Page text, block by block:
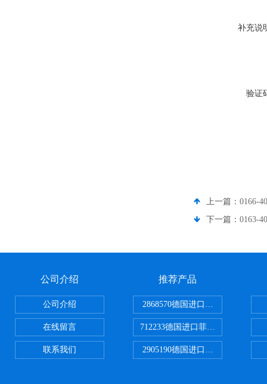
补充说
验证
上一篇： 0166-
下一篇： 0163-
公司介绍
公司介绍
在线留言
联系我们
推荐产品
2868570德国进口菲尼克斯电源
712233德国进口菲尼克斯断路器
2905190德国进口菲尼克斯继电器